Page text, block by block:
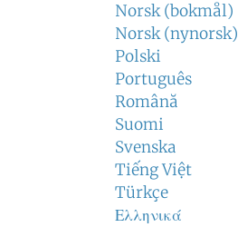
Norsk (bokmål)
Norsk (nynorsk)
Polski
Português
Română
Suomi
Svenska
Tiếng Việt
Türkçe
Ελληνικά